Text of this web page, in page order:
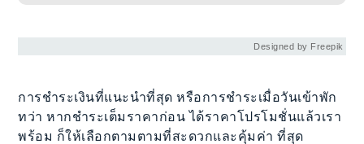
Designed by Freepik
การชำระเงินที่แนะนำที่สุด หรือการชำระเมื่อวันเข้าพัก
ทว่า หากชำระเต็มราคาก่อน ได้ราคาโปรโมชั่นแล้วเรา
พร้อม ก็ให้เลือกตามตามที่สะดวกและคุ้มค่า ที่สุด